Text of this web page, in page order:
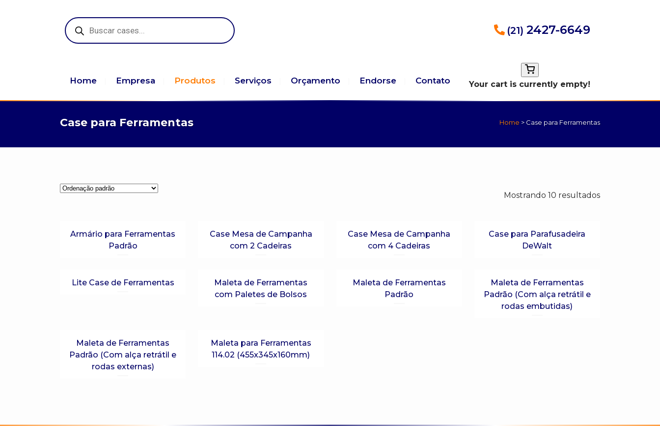
Pesquisar
produtos
(21) 2427-6649
Home Empresa Produtos Serviços Orçamento Endorse Contato Your cart is currently empty!
Case para Ferramentas Home > Case para Ferramentas
Mostrando 10 resultados
Armário para Ferramentas
Padrão
Case Mesa de Campanha
com 2 Cadeiras
Case Mesa de Campanha
com 4 Cadeiras
Case para Parafusadeira
DeWalt
Lite Case de Ferramentas
Maleta de Ferramentas
com Paletes de Bolsos
Maleta de Ferramentas
Padrão
Maleta de Ferramentas
Padrão (Com alça retrátil e
rodas embutidas)
Maleta de Ferramentas
Padrão (Com alça retrátil e
rodas externas)
Maleta para Ferramentas
114.02 (455x345x160mm)